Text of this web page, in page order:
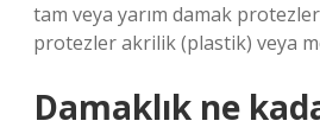
tam veya yarım damak
protezler akrilik (plastik) veya
Damaklık ne